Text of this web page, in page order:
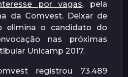
por vagas, pela
da Comvest. Deixar de
elimina o candidato do
nas próximas
Unicamp 2017.
registrou 73.489